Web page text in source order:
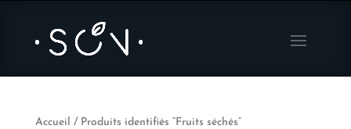
Accueil / Produits identifiés “Fruits séchés”